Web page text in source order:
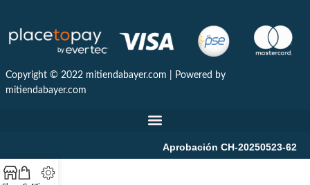
Copyright © 2022 mitiendabayer.com | Powered by
mitiendabayer.com
Aprobación CH-20250523-62